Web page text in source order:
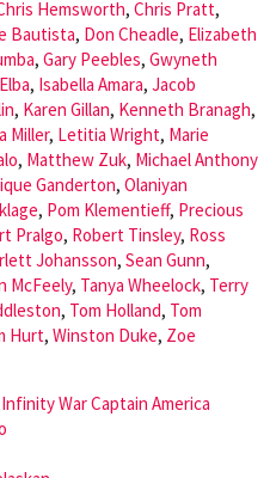
Hemsworth, Chris Pratt,
Bautista, Don Cheadle, Elizabeth
, Gary Peebles, Gwyneth
, Isabella Amara, Jacob
, Karen Gillan, Kenneth Branagh,
Miller, Letitia Wright, Marie
, Matthew Zuk, Michael Anthony
Ganderton, Olaniyan
, Pom Klementieff, Precious
Pralgo, Robert Tinsley, Ross
Johansson, Sean Gunn,
McFeely, Tanya Wheelock, Terry
, Tom Holland, Tom
Hurt, Winston Duke, Zoe
War Captain America